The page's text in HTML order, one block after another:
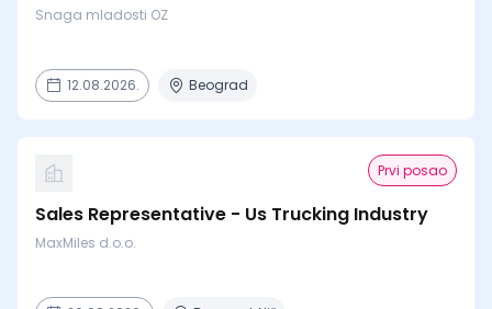
Snaga mladosti OZ
12.08.2026. Beograd
Prvi posao
Sales Representative - Us Trucking Industry
MaxMiles d.o.o.